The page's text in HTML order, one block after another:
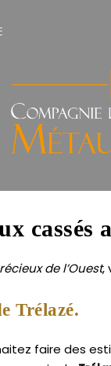
cassés
de l’Ouest,
Trélazé.
faire des